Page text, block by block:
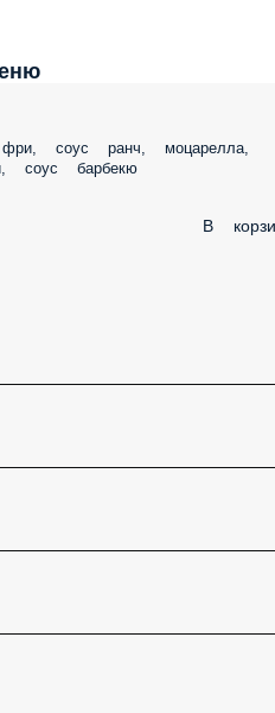
соус ранч, моцарелла,
соус барбекю
В